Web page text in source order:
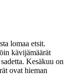
lomaa etsit.
kävijämäärät
Kesäkuu on
ovat hieman